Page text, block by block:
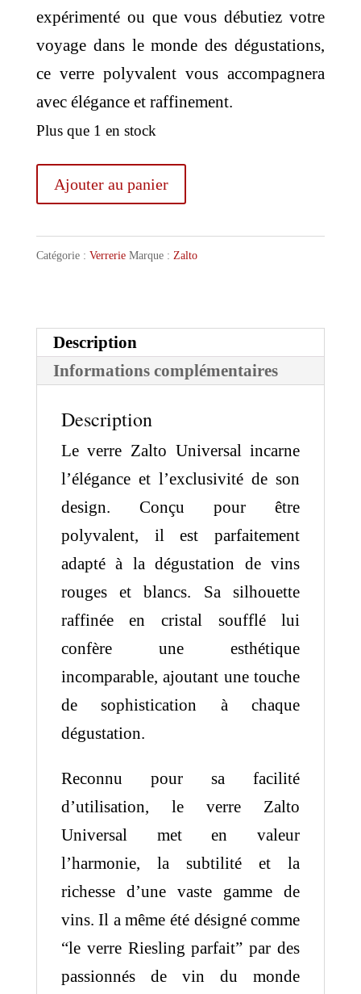
expérimenté ou que vous débutiez votre
voyage dans le monde des dégustations,
ce verre polyvalent vous accompagnera
avec élégance et raffinement.
Plus que 1 en stock
quantité
de
Zalto
Universal
Ajouter au panier
Catégorie : Verrerie Marque : Zalto
Description
Informations complémentaires
Description
Le verre Zalto Universal incarne
l’élégance et l’exclusivité de son
design. Conçu pour être
polyvalent, il est parfaitement
adapté à la dégustation de vins
rouges et blancs. Sa silhouette
raffinée en cristal soufflé lui
confère une esthétique
incomparable, ajoutant une touche
de sophistication à chaque
dégustation.
Reconnu pour sa facilité
d’utilisation, le verre Zalto
Universal met en valeur
l’harmonie, la subtilité et la
richesse d’une vaste gamme de
vins. Il a même été désigné comme
“le verre Riesling parfait” par des
passionnés de vin du monde